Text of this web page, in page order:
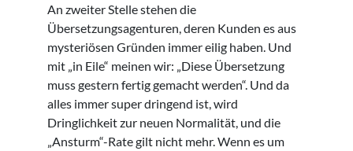
An zweiter Stelle stehen die
Übersetzungsagenturen, deren Kunden es aus
mysteriösen Gründen immer eilig haben. Und
mit „in Eile“ meinen wir: „Diese Übersetzung
muss gestern fertig gemacht werden“. Und da
alles immer super dringend ist, wird
Dringlichkeit zur neuen Normalität, und die
„Ansturm“-Rate gilt nicht mehr. Wenn es um